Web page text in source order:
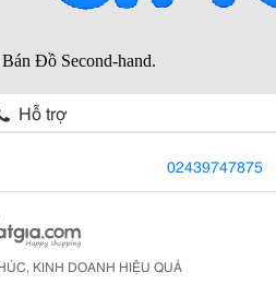
Hỗ trợ
02439747875
KINH DOANH HIỆU QUẢ